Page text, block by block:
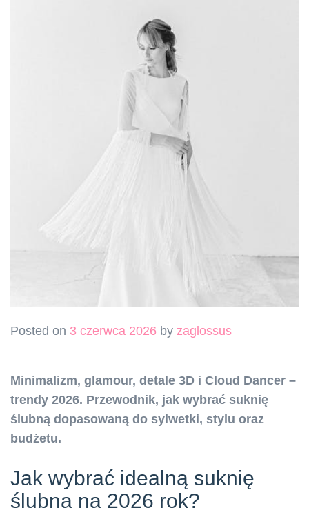
Posted on 3 czerwca 2026 by zaglossus
Minimalizm, glamour, detale 3D i Cloud Dancer –
trendy 2026. Przewodnik, jak wybrać suknię
ślubną dopasowaną do sylwetki, stylu oraz
budżetu.
Jak wybrać idealną suknię
ślubną na 2026 rok?